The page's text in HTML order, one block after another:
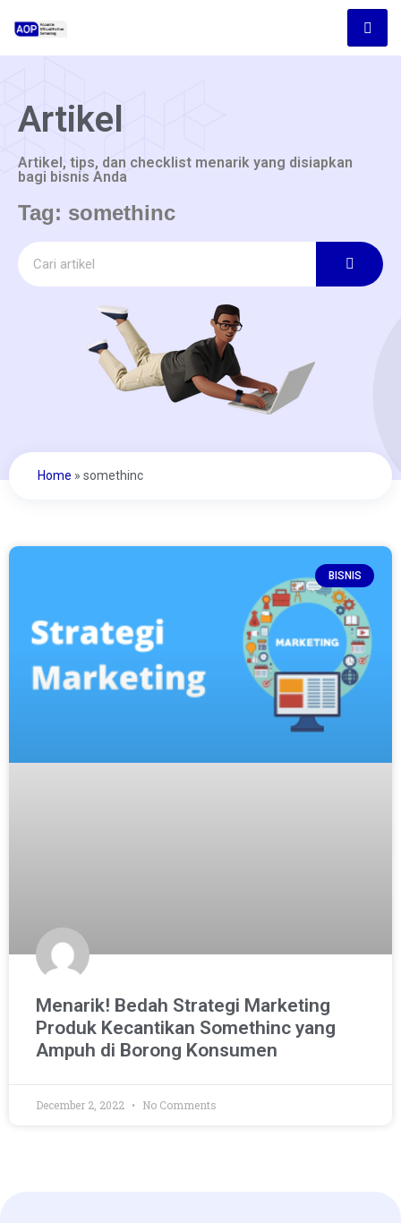
Artikel
Artikel, tips, dan checklist menarik yang disiapkan
bagi bisnis Anda
Tag: somethinc
Home » somethinc
BISNIS
Menarik! Bedah Strategi Marketing
Produk Kecantikan Somethinc yang
Ampuh di Borong Konsumen
December 2, 2022 No Comments